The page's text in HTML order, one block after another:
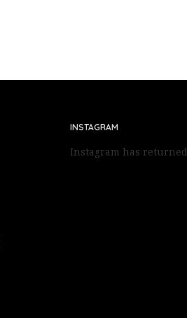
INSTAGRAM
Instagram has